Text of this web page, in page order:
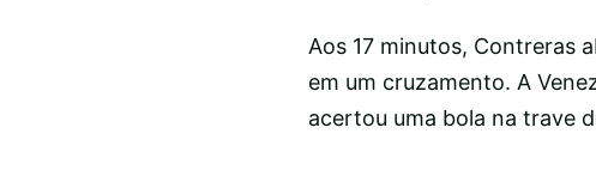
Aos 17 minutos, Contreras
em um cruzamento. A
acertou uma bola na trave